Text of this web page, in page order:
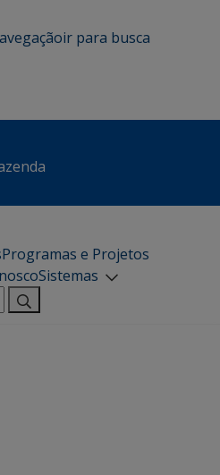
ir para busca
Programas e Projetos
Sistemas